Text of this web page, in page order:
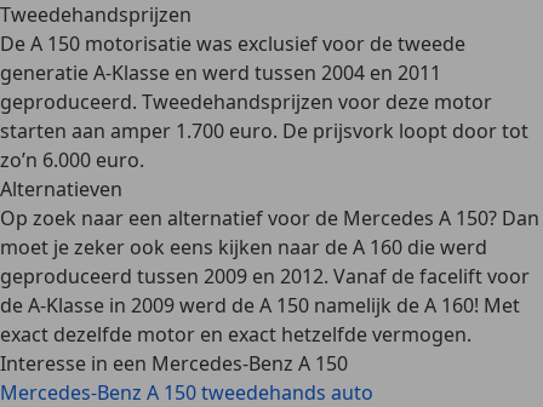
Tweedehandsprijzen
De A 150 motorisatie was exclusief voor de tweede
generatie A-Klasse en werd tussen 2004 en 2011
geproduceerd. Tweedehandsprijzen voor deze motor
starten aan amper 1.700 euro. De prijsvork loopt door tot
zo’n 6.000 euro.
Alternatieven
Op zoek naar een alternatief voor de Mercedes A 150? Dan
moet je zeker ook eens kijken naar de A 160 die werd
geproduceerd tussen 2009 en 2012. Vanaf de facelift voor
de A-Klasse in 2009 werd de A 150 namelijk de A 160! Met
exact dezelfde motor en exact hetzelfde vermogen.
Interesse in een Mercedes-Benz A 150
Mercedes-Benz A 150 tweedehands auto